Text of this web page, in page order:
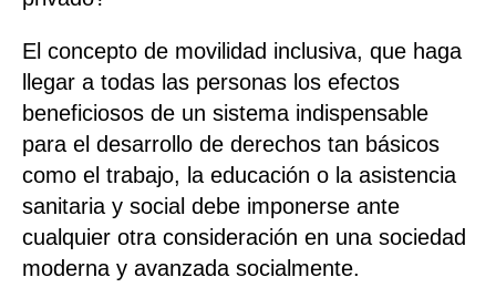
El concepto de movilidad inclusiva, que haga
llegar a todas las personas los efectos
beneficiosos de un sistema indispensable
para el desarrollo de derechos tan básicos
como el trabajo, la educación o la asistencia
sanitaria y social debe imponerse ante
cualquier otra consideración en una sociedad
moderna y avanzada socialmente.